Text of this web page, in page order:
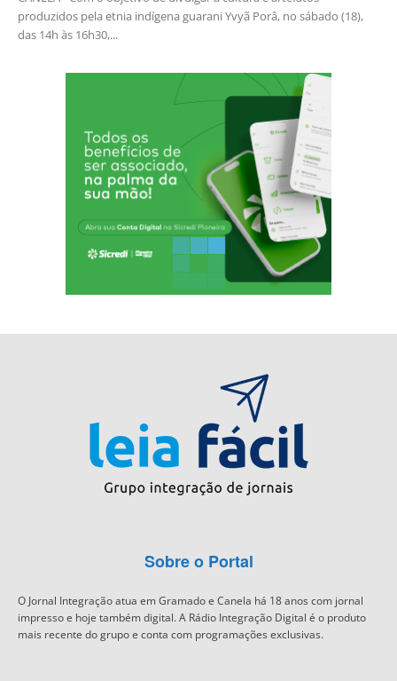
produzidos pela etnia indígena guarani Yvyã Porâ, no sábado (18),
das 14h às 16h30,...
Sobre o Portal
O Jornal Integração atua em Gramado e Canela há 18 anos com jornal
impresso e hoje também digital. A Rádio Integração Digital é o produto
mais recente do grupo e conta com programações exclusivas.